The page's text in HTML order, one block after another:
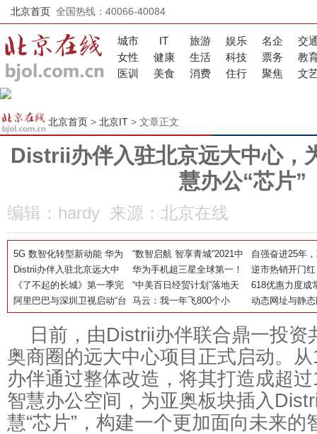
北京首页 全国热线：40066-40084
城市 IT 旅游 娱乐 名企
交
女性
健康 生活 科技 票务
教
医训
美食 消费 住行 聚焦 文
北京首页> 北京IT> 文章正文
Distrii办伴入驻北京远大中心，
慧办公“芯片”
编辑：hardy 来源：北京在线
5G 数智化转型新动能 华为
精彩亮相2021世界5G大会
“数智启航 智享青城”2021中
国移动5G 新型智慧城市赋
能行动圆满成功
自强奋进25年
抱“十四五”追梦
Distrii办伴入驻北京远大中
心，为亚奥商圈插入智慧办
公“芯片”
华为手机超三星全球第一！
余承东：继续保持创新，打
胜仗始终是华为的信仰
逆市热销开门
—岭上江南七彩
盘
《了不起的长城》第一季完
结撒花 各位砖员大赞全新哈
弗H6
“中美百日经贸计划”落地天
猫 首批美国牛肉即将摆上中
国吃货餐桌
618优惠力度成
超市199-100还
阿里巴巴与深圳卫视启动“台
网联盟” 天猫618期间多屏互
动抢红包
马云：我一年飞800个小
时，希望阿里作为中国公司
代表影响世界
动态网址与静
日前，由Distrii办伴联合鼎一投资
奥商圈的远大中心项目正式启动。
办伴通过整体改造，将其打造成超
智慧办公空间，为亚奥板块插入
慧“芯片”，构建一个更加面向未来的